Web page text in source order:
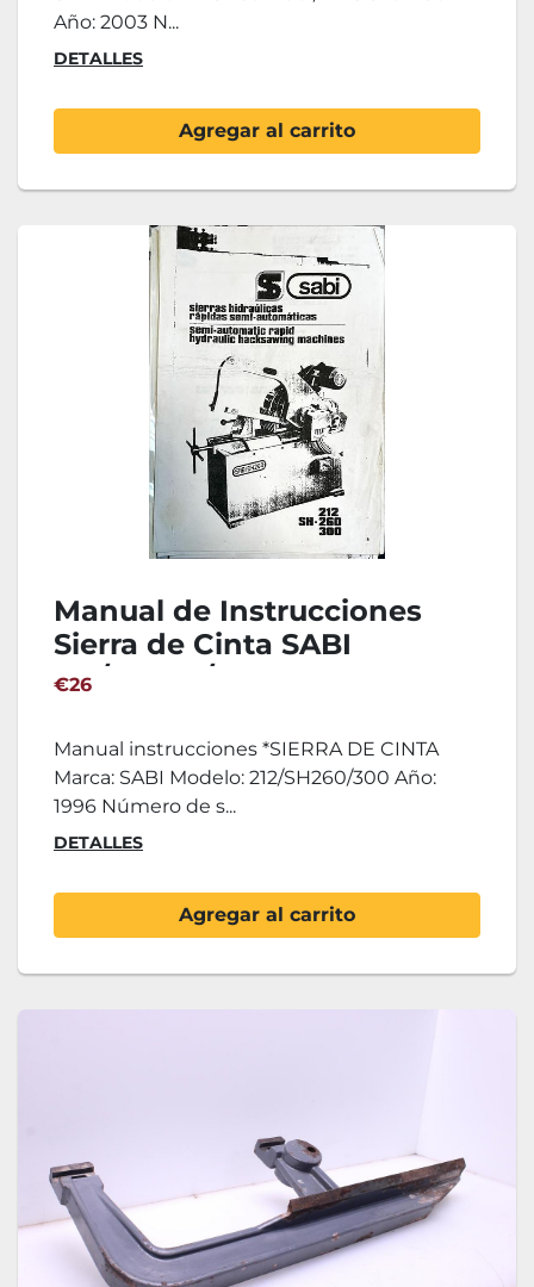
Año: 2003 N...
DETALLES
Agregar al carrito
Manual de Instrucciones
Sierra de Cinta SABI
212/SH260/300
€26
Manual instrucciones *SIERRA DE CINTA
Marca: SABI Modelo: 212/SH260/300 Año:
1996 Número de s...
DETALLES
Agregar al carrito